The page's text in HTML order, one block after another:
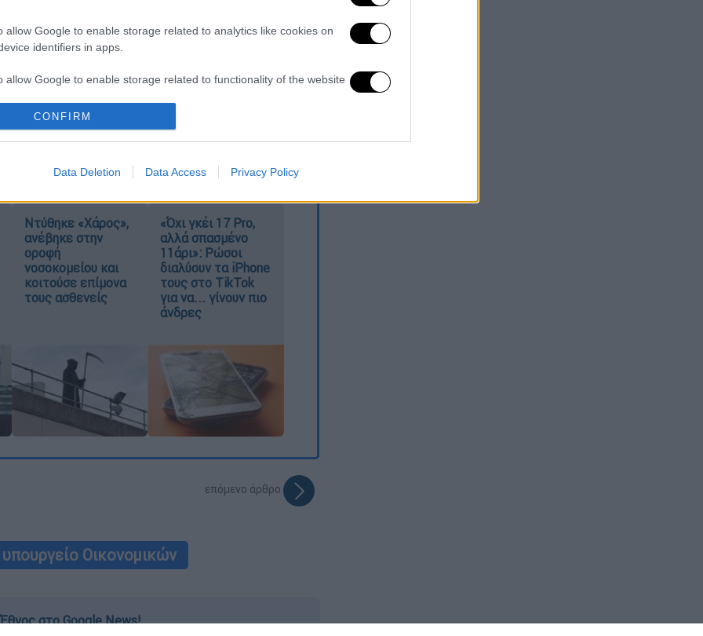
allow Google to enable storage related to analytics like cookies on
identifiers in apps.
allow Google to enable storage related to functionality of the website
allow Google to enable storage related to personalization.
allow Google to enable storage related to security, including
functionality and fraud prevention, and other user protection.
CONFIRM
Data Deletion Data Access Privacy Policy
το περιθώριο σε περίπου 40.000 –
διαφορά να λαμβάνουν στην τσέπη
μισθολογικής τους ωρίμανσης,ώστε αυτή
προσωπικής διαφοράς.
Ντύθηκε «Χάρος»,
ανέβηκε στην
οροφή
νοσοκομείου και
κοιτούσε επίμονα
τους ασθενείς
«Όχι γκέι 17 Pro,
αλλά σπασμένο
11άρι»: Ρώσοι
διαλύουν τα iPhone
τους στο TikTok
για να... γίνουν πιο
άνδρες
επόμενο άρθρο
υπουργείο Οικονομικών
στο Google News!